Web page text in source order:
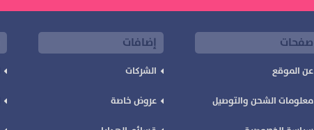
صفحات
عن الموقع
معلومات الشحن والتوصيل
إضافات
الشركات
عروض خاصة